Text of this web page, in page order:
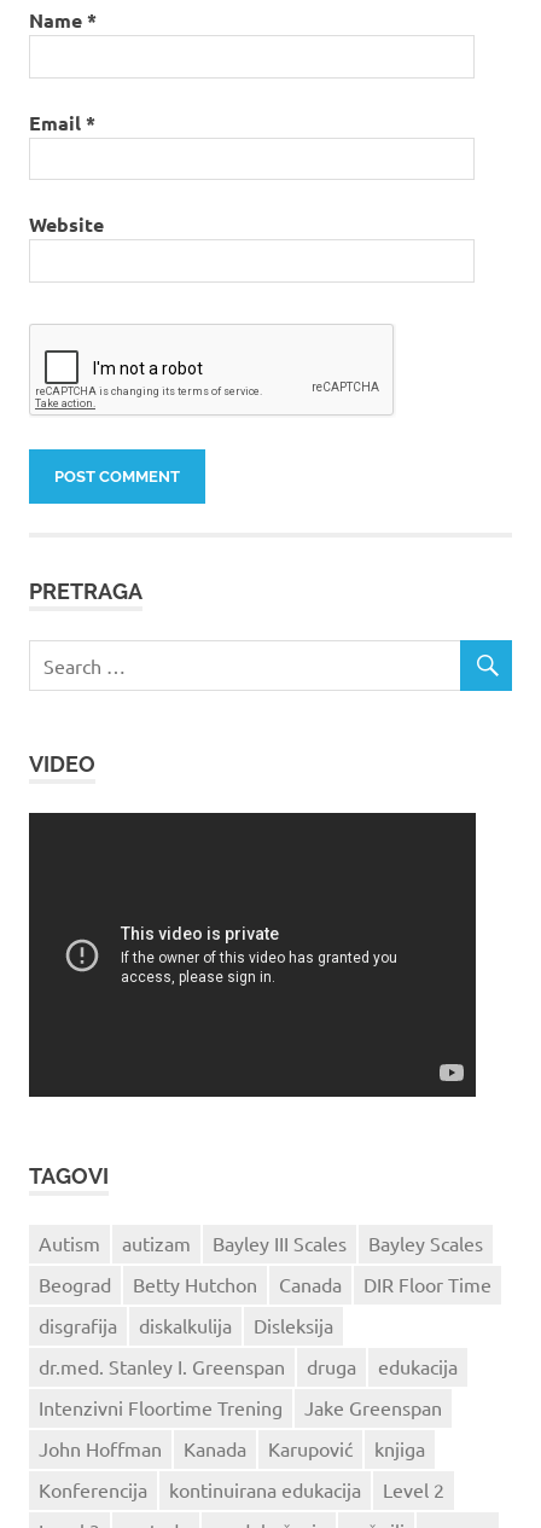
Name*
Email*
Website
PRETRAGA
VIDEO
TAGOVI
Autism autizam Bayley III Scales
Bayley Scales
Beograd
Betty Hutchon Canada
DIR Floor Time
disgrafija
diskalkulija
Disleksija
dr.med. Stanley I. Greenspan
druga
edukacija
Intenzivni Floortime Trening
Jake Greenspan
John Hoffman
Kanada Karupović
knjiga
Konferencija
kontinuirana edukacija
Level 2